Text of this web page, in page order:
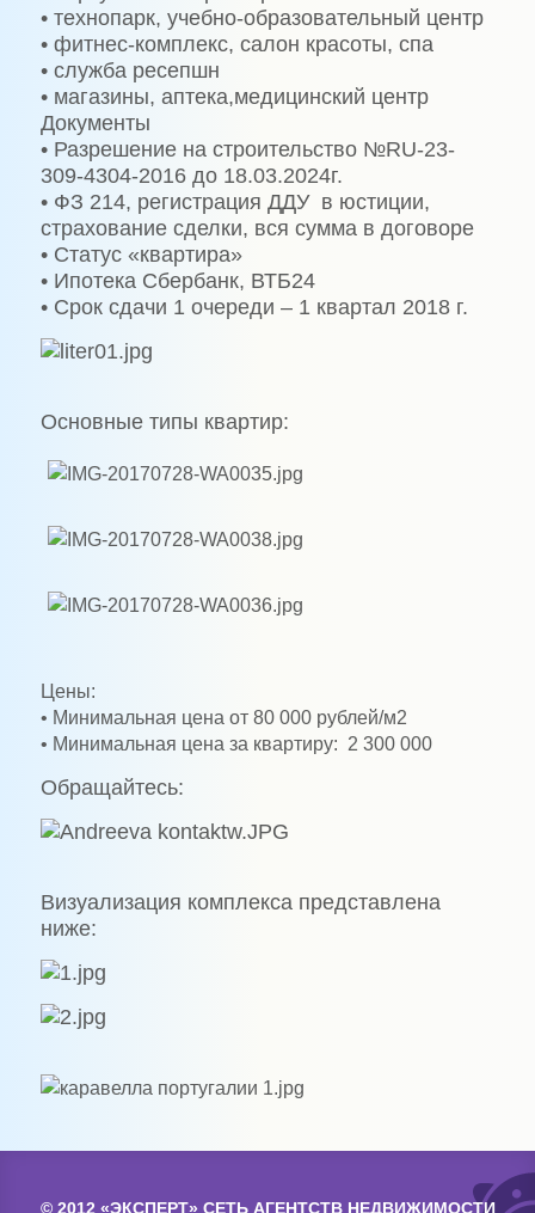
• технопарк, учебно-образовательный центр
• фитнес-комплекс, салон красоты, спа
• служба ресепшн
• магазины, аптека,медицинский центр
Документы
• Разрешение на строительство №RU-23-
309-4304-2016 до 18.03.2024г.
• ФЗ 214, регистрация ДДУ в юстиции,
страхование сделки, вся сумма в договоре
• Статус «квартира»
• Ипотека Сбербанк, ВТБ24
• Срок сдачи 1 очереди – 1 квартал 2018 г.
Основные типы квартир:
Цены:
• Минимальная цена от 80 000 рублей/м2
• Минимальная цена за квартиру: 2 300 000
Обращайтесь:
Визуализация комплекса представлена
ниже:
© 2012 «ЭКСПЕРТ» СЕТЬ АГЕНТСТВ НЕДВИЖИМОСТИ